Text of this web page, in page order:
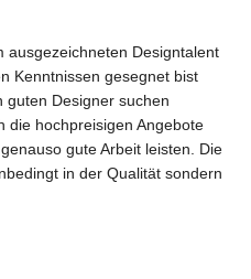
ausgezeichneten Designtalent
Kenntnissen gesegnet bist
guten Designer suchen
die hochpreisigen Angebote
gute Arbeit leisten. Die
in der Qualität sondern